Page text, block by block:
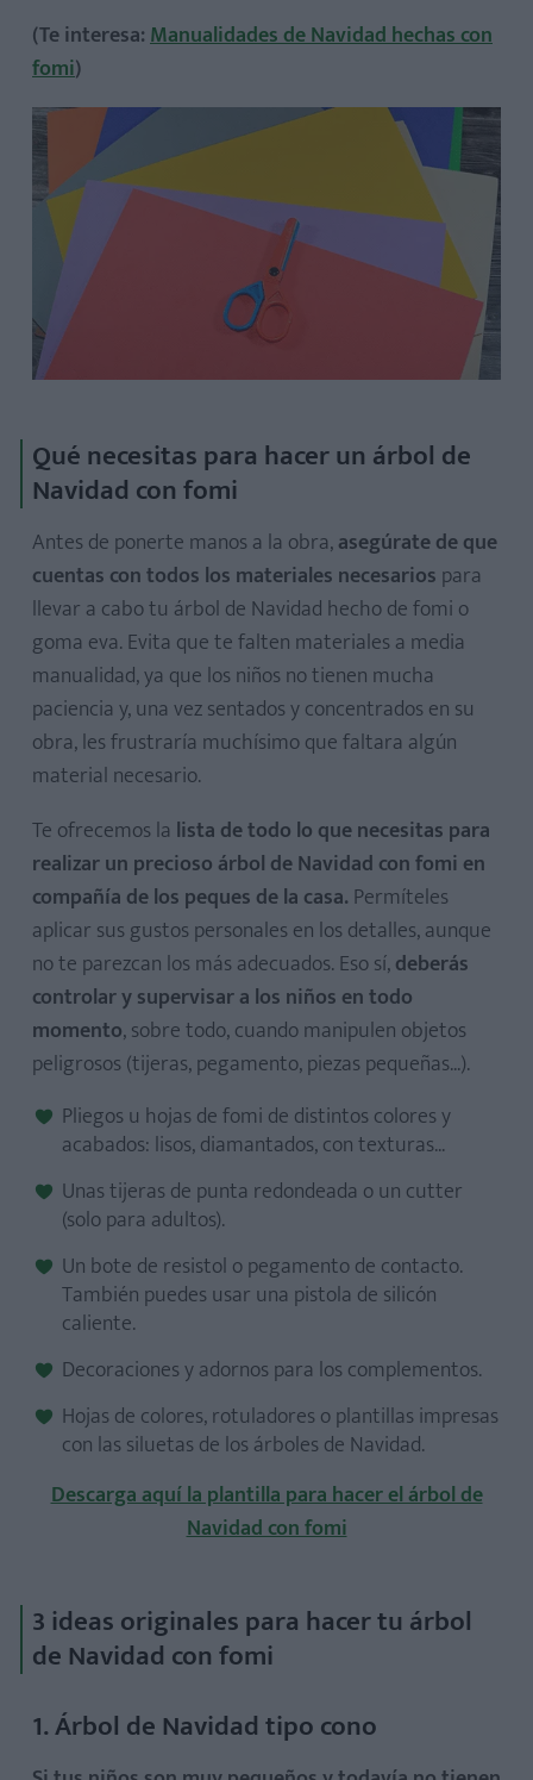
(Te interesa:Manualidades de Navidad hechas con
fomi)
Qué necesitas para hacer un árbol de
Navidad con fomi
Antes de ponerte manos a la obra,asegúrate de que
cuentas con todos los materiales necesarios para
llevar a cabo tu árbol de Navidad hecho de fomi o
goma eva. Evita que te falten materiales a media
manualidad, ya que los niños no tienen mucha
paciencia y, una vez sentados y concentrados en su
obra, les frustraría muchísimo que faltara algún
material necesario.
Te ofrecemos la lista de todo lo que necesitas para
realizar un precioso árbol de Navidad con fomi en
compañía de los peques de la casa. Permíteles
aplicar sus gustos personales en los detalles, aunque
no te parezcan los más adecuados. Eso sí,deberás
controlar y supervisar a los niños en todo
momento, sobre todo, cuando manipulen objetos
peligrosos (tijeras, pegamento, piezas pequeñas...).
Pliegos u hojas de fomi de distintos colores y
acabados: lisos, diamantados, con texturas...
Unas tijeras de punta redondeada o un cutter
(solo para adultos).
Un bote de resistol o pegamento de contacto.
También puedes usar una pistola de silicón
caliente.
Decoraciones y adornos para los complementos.
Hojas de colores, rotuladores o plantillas impresas
con las siluetas de los árboles de Navidad.
Descarga aquí la plantilla para hacer el árbol de
Navidad con fomi
3 ideas originales para hacer tu árbol
de Navidad con fomi
1. Árbol de Navidad tipo cono